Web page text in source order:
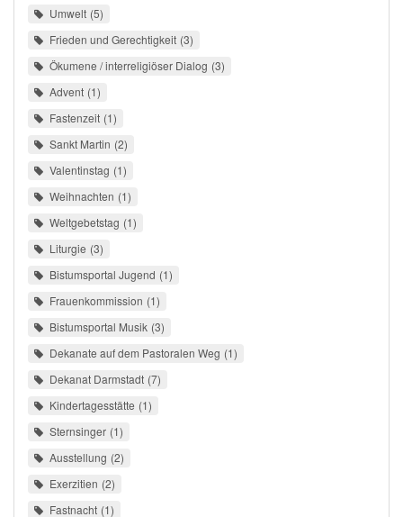
Umwelt 5
Frieden und Gerechtigkeit 3
Ökumene / interreligiöser Dialog 3
Advent 1
Fastenzeit 1
Sankt Martin 2
Valentinstag 1
Weihnachten 1
Weltgebetstag 1
Liturgie 3
Bistumsportal Jugend 1
Frauenkommission 1
Bistumsportal Musik 3
Dekanate auf dem Pastoralen Weg 1
Dekanat Darmstadt 7
Kindertagesstätte 1
Sternsinger 1
Ausstellung 2
Exerzitien 2
Fastnacht 1